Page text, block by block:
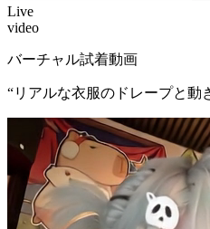
Live
video
バーチャル試着動画
“リアルな衣服のドレープと